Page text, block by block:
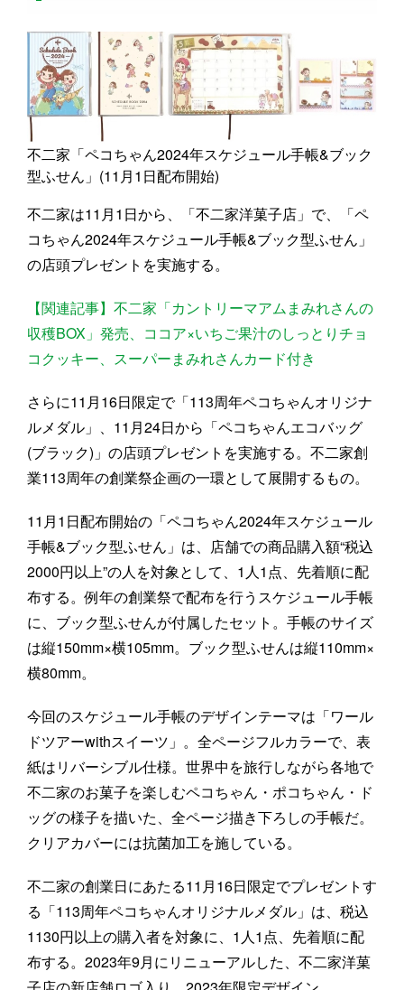
不二家「ペコちゃん2024年スケジュール手帳&ブック
型ふせん」(11月1日配布開始)
不二家は11月1日から、「不二家洋菓子店」で、「ペ
コちゃん2024年スケジュール手帳&ブック型ふせん」
の店頭プレゼントを実施する。
【関連記事】不二家「カントリーマアムまみれさんの
収穫BOX」発売、ココア×いちご果汁のしっとりチョ
コクッキー、スーパーまみれさんカード付き
さらに11月16日限定で「113周年ペコちゃんオリジナ
ルメダル」、11月24日から「ペコちゃんエコバッグ
(ブラック)」の店頭プレゼントを実施する。不二家創
業113周年の創業祭企画の一環として展開するもの。
11月1日配布開始の「ペコちゃん2024年スケジュール
手帳&ブック型ふせん」は、店舗での商品購入額“税込
2000円以上”の人を対象として、1人1点、先着順に配
布する。例年の創業祭で配布を行うスケジュール手帳
に、ブック型ふせんが付属したセット。手帳のサイズ
は縦150mm×横105mm。ブック型ふせんは縦110mm×
横80mm。
今回のスケジュール手帳のデザインテーマは「ワール
ドツアーwithスイーツ」。全ページフルカラーで、表
紙はリバーシブル仕様。世界中を旅行しながら各地で
不二家のお菓子を楽しむペコちゃん・ポコちゃん・ド
ッグの様子を描いた、全ページ描き下ろしの手帳だ。
クリアカバーには抗菌加工を施している。
不二家の創業日にあたる11月16日限定でプレゼントす
る「113周年ペコちゃんオリジナルメダル」は、税込
1130円以上の購入者を対象に、1人1点、先着順に配
布する。2023年9月にリニューアルした、不二家洋菓